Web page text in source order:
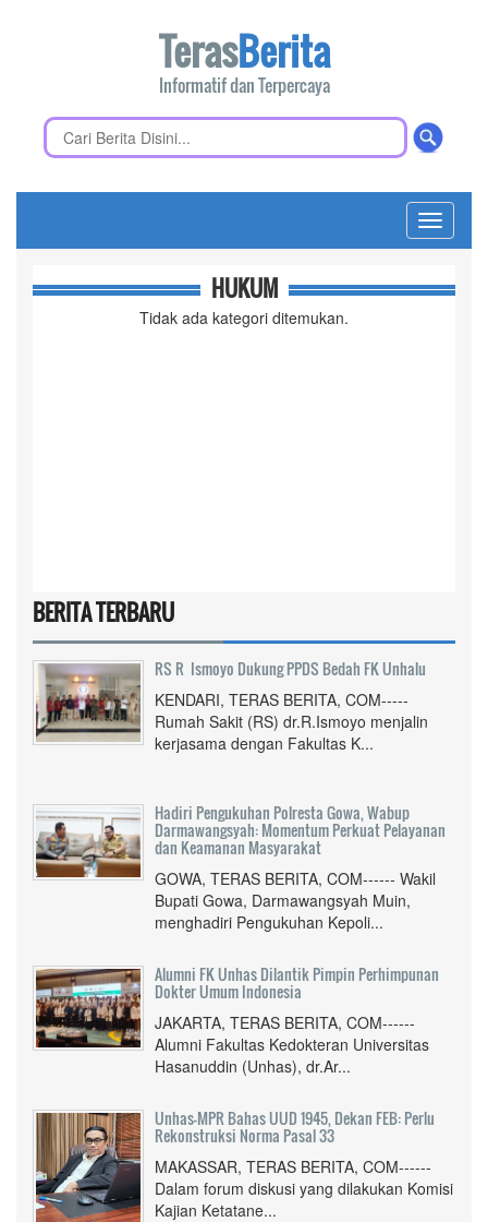
TerasBerita
Informatif dan Terpercaya
Toggle
HUKUM
Tidak ada kategori ditemukan.
BERITA TERBARU
RS R Ismoyo Dukung PPDS Bedah FK Unhalu
KENDARI, TERAS BERITA, COM-----
Rumah Sakit (RS) dr.R.Ismoyo menjalin
kerjasama dengan Fakultas K...
Hadiri Pengukuhan Polresta Gowa, Wabup
Darmawangsyah: Momentum Perkuat Pelayanan
dan Keamanan Masyarakat
GOWA, TERAS BERITA, COM------ Wakil
Bupati Gowa, Darmawangsyah Muin,
menghadiri Pengukuhan Kepoli...
Alumni FK Unhas Dilantik Pimpin Perhimpunan
Dokter Umum Indonesia
JAKARTA, TERAS BERITA, COM------
Alumni Fakultas Kedokteran Universitas
Hasanuddin (Unhas), dr.Ar...
Unhas-MPR Bahas UUD 1945, Dekan FEB: Perlu
Rekonstruksi Norma Pasal 33
MAKASSAR, TERAS BERITA, COM------
Dalam forum diskusi yang dilakukan Komisi
Kajian Ketatane...